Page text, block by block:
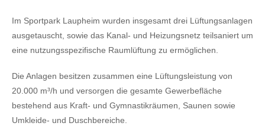
Im Sportpark Laupheim wurden insgesamt drei Lüftungsanlagen
ausgetauscht, sowie das Kanal- und Heizungsnetz teilsaniert um
eine nutzungsspezifische Raumlüftung zu ermöglichen.
Die Anlagen besitzen zusammen eine Lüftungsleistung von
20.000 m³/h und versorgen die gesamte Gewerbefläche
bestehend aus Kraft- und Gymnastikräumen, Saunen sowie
Umkleide- und Duschbereiche.